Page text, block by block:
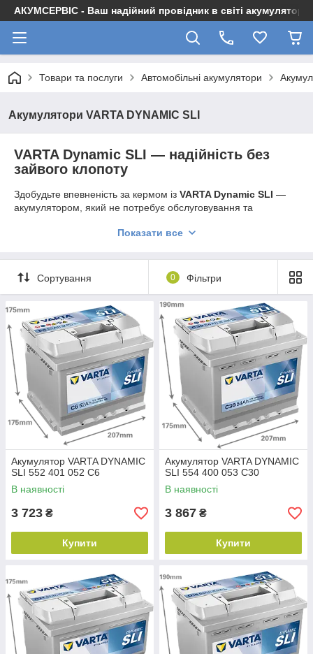
АКУМСЕРВІС - Ваш надійний провідник в світі акумуляторів
Товари та послуги Автомобільні акумулятори
Акумулятори VARTA DYNAMIC SLI
VARTA Dynamic SLI — надійність без
зайвого клопоту
Здобудьте впевненість за кермом із VARTA Dynamic SLI —
акумулятором, який не потребує обслуговування та
перевіреними технологіями, цей акумулятор поєднує
Stop
✅Необслуговуваний— ніяких доливів чи перевірок
✅Німецьке проектування
— точність, якість і надійність
✅Відповідає стандартам OE
— постачання на конвеєри
провідних автовиробників
VARTA Dynamic SLI— перевірене рішення для щоденного
старту.
Показати все
Сортування 0 Фільтри
Акумулятор VARTA DYNAMIC
SLI 552 401 052 C6
В наявності
3 723 ₴
Купити
Акумулятор VARTA DYNAMIC
SLI 554 400 053 C30
В наявності
3 867 ₴
Купити